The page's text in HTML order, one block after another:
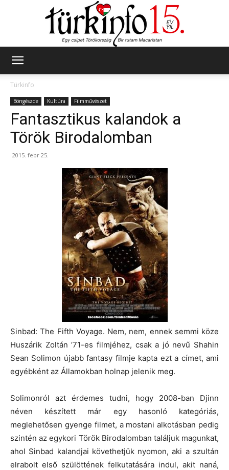
Türkinfo
Böngészde Kultúra Filmművészet
Fantasztikus kalandok a
Török Birodalomban
2015. febr 25.
Sinbad: The Fifth Voyage. Nem, nem, ennek semmi köze
Huszárik Zoltán ’71-es filmjéhez, csak a jó nevű Shahin
Sean Solimon újabb fantasy filmje kapta ezt a címet, ami
egyébként az Államokban holnap jelenik meg.
Solimonról azt érdemes tudni, hogy 2008-ban Djinn
néven készített már egy hasonló kategóriás,
meglehetősen gyenge filmet, a mostani alkotásban pedig
szintén az egykori Török Birodalomban találjuk magunkat,
ahol Sinbad kalandjai követhetjük nyomon, aki a szultán
elrabolt első szülöttének felkutatására indul, akit naná,